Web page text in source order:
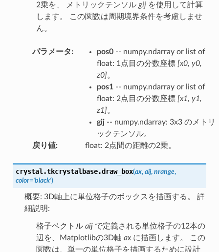
2乗を、 メトリックテンソル gijを使用して計算
します。 この関数は周期境界条件を考慮しませ
ん。
パラメータ: pos0-- numpy.ndarray or list of
float: 1点目の分数座標 [x0, y0,
z0]。
pos1-- numpy.ndarray or list of
float: 2点目の分数座標 [x1, y1,
z1]。
gij-- numpy.ndarray: 3x3 のメトリ
ックテンソル。
戻り値: float: 2点間の距離の2乗。
crystal.tkcrystalbase.draw_box(ax, aij, nrange,
color='black')
概要: 3D軸上に単位格子のボックスを描画する。 詳
細説明:
格子ベクトル aijで定義される単位格子の12本の
辺を、Matplotlibの3D軸 axに描画します。 この
関数は、単一の単位格子を描画するために設計